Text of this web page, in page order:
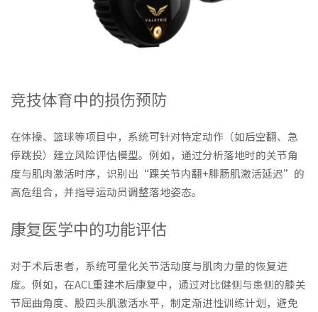
竞技体育中的损伤预防
在体操、篮球等项目中，系统可针对特定动作（如后空翻、急
停跳投）建立风险评估模型。例如，通过分析落地时的关节角
度与肌肉激活时序，识别出“踝关节内翻+腓肠肌激活延迟”的
高危组合，并指导运动员调整落地姿态。
康复医学中的功能评估
对于术后患者，系统可量化关节活动度与肌肉力量的恢复进
度。例如，在ACL重建术后康复中，通过对比健侧与患侧的膝关
节屈曲角度、股四头肌激活水平，制定渐进性训练计划，避免